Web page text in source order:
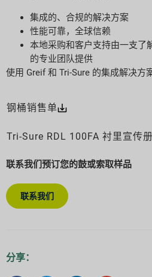
集成的、合规的解决方案
性能可靠，全球信赖
本地采购和客户支持由一支了
的专业团队提供
使用 Greif 和 Tri-Sure 的集成解决方
钢桶销售单
Tri-Sure RDL 100FA 衬里宣传册
联系我们预订您的鼓或索取样品
联系我们
分享：